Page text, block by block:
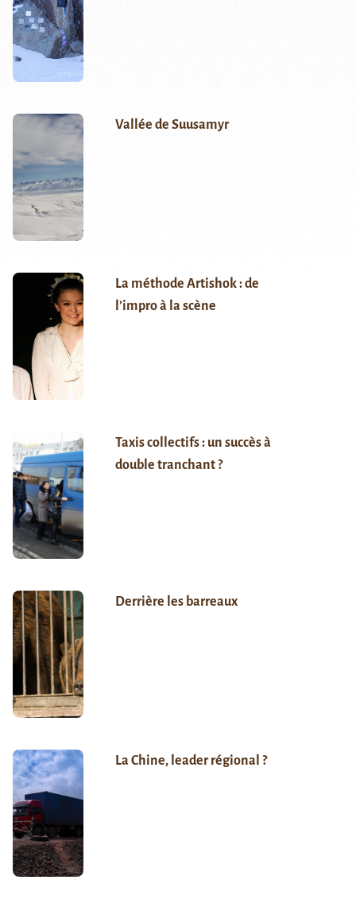
Vallée de Suusamyr
La méthode Artishok : de
l’impro à la scène
Taxis collectifs : un succès à
double tranchant ?
Derrière les barreaux
La Chine, leader régional ?